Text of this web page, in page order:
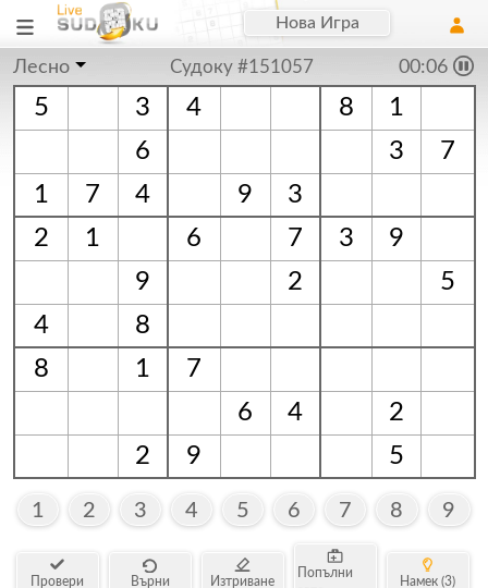
Нова Игра
Лесно Судоку #151057 00:06
5 3 4 8
1
6
3
7
1
7 4 9
3
2
1 6 7 3
9
9
2
5
4
8
8
1
7
6
4
2
2
9 5
1 2 3 4 5 6 7 8 9
Провери Върни Изтриване
Попълни
Намек (3)